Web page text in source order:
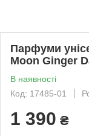
Парфуми
Moon Ginger
В наявності
Код: 17485-01
1 390 ₴